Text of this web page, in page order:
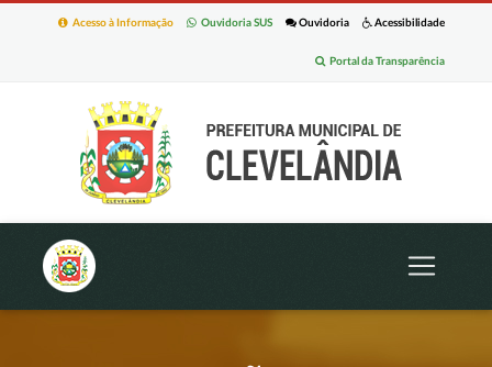
Acessibilidade
Ouvidoria
Ouvidoria SUS
Acesso à Informação
Portal da Transparência